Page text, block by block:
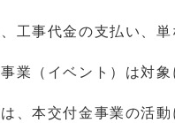
工事代金の支払い、単
業（イベント）は対象
、本交付金事業の活